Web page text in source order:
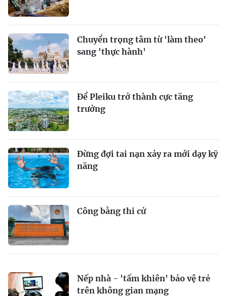
Chuyển trọng tâm từ 'làm theo'
sang 'thực hành'
Để Pleiku trở thành cực tăng
trưởng
Đừng đợi tai nạn xảy ra mới dạy kỹ
năng
Công bằng thi cử
Nếp nhà - 'tấm khiên' bảo vệ trẻ
trên không gian mạng